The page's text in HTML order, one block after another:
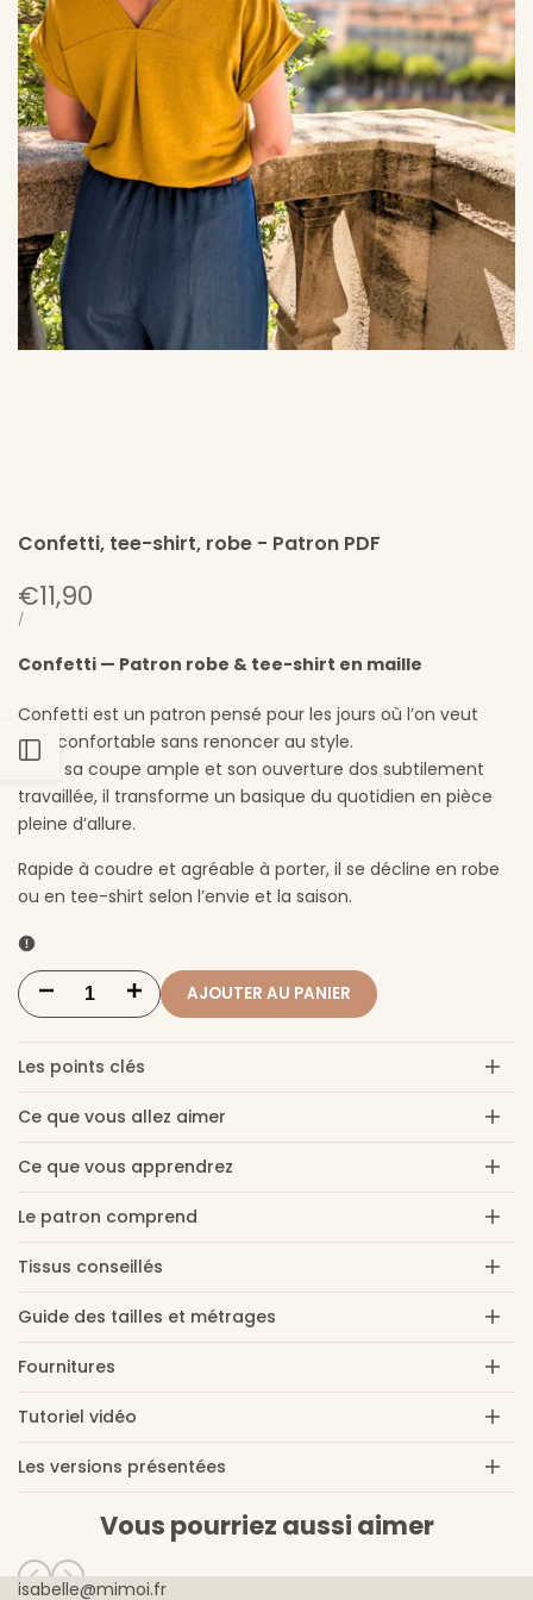
Ouvrir
barre
Confetti, tee-shirt, robe - Patron PDF
Prix
soldé
€11,90
PRIX
/PAR
Confetti — Patron robe & tee-shirt en maille
Confetti est un patron pensé pour les jours où l’on veut
être confortable sans renoncer au style.
Avec sa coupe ample et son ouverture dos subtilement
travaillée, il transforme un basique du quotidien en pièce
pleine d’allure.
Rapide à coudre et agréable à porter, il se décline en robe
ou en tee-shirt selon l’envie et la saison.
Diminuer
quantité
pour
Confetti,
tee-
shirt,
robe
Patron
PDF
Augmenter
pour
Confetti,
tee-
shirt,
robe
Patron
PDF
AJOUTER AU PANIER
Les points clés
Ce que vous allez aimer
Ce que vous apprendrez
Le patron comprend
Tissus conseillés
Guide des tailles et métrages
Fournitures
Tutoriel vidéo
Les versions présentées
Vous pourriez aussi aimer
isabelle@mimoi.fr